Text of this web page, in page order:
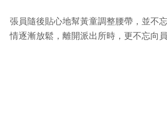
張員隨後貼心地幫黃童調整腰帶，並不
情逐漸放鬆，離開派出所時，更不忘向